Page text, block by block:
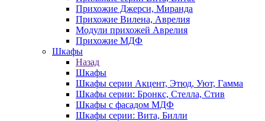
Прихожие Джерси, Миранда
Прихожие Вилена, Аврелия
Модули прихожей Аврелия
Прихожие МДФ
Шкафы
Назад
Шкафы
Шкафы серии Акцент, Этюд, Уют, Гамма
Шкафы серии: Бронкс, Стелла, Стив
Шкафы с фасадом МДФ
Шкафы серии: Вита, Билли